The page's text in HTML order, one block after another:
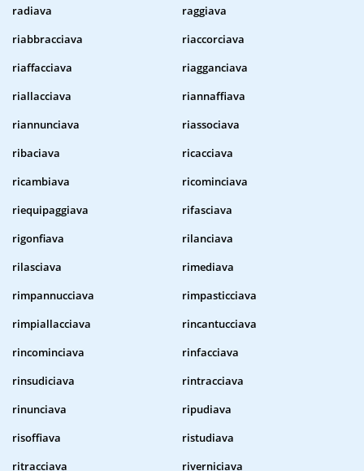
radiava
raggiava
riabbracciava
riaccorciava
riaffacciava
riagganciava
riallacciava
riannaffiava
riannunciava
riassociava
ribaciava
ricacciava
ricambiava
ricominciava
riequipaggiava
rifasciava
rigonfiava
rilanciava
rilasciava
rimediava
rimpannucciava
rimpasticciava
rimpiallacciava
rincantucciava
rincominciava
rinfacciava
rinsudiciava
rintracciava
rinunciava
ripudiava
risoffiava
ristudiava
ritracciava
riverniciava